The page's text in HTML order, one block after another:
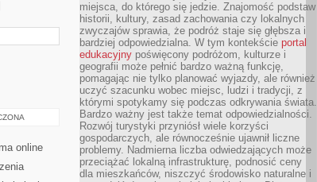
online
miejsca, do którego się jedzie. Znajomość podstaw
historii, kultury, zasad zachowania czy lokalnych
zwyczajów sprawia, że podróż staje się głębsza i
bardziej odpowiedzialna. W tym kontekście portal
edukacyjny poświęcony podróżom, kulturze i
geografii może pełnić bardzo ważną funkcję,
pomagając nie tylko planować wyjazdy, ale również
uczyć szacunku wobec miejsc, ludzi i tradycji, z
którymi spotykamy się podczas odkrywania świata.
Bardzo ważny jest także temat odpowiedzialności.
Rozwój turystyki przyniósł wiele korzyści
gospodarczych, ale równocześnie ujawnił liczne
problemy. Nadmierna liczba odwiedzających może
przeciążać lokalną infrastrukturę, podnosić ceny
dla mieszkańców, niszczyć środowisko naturalne i